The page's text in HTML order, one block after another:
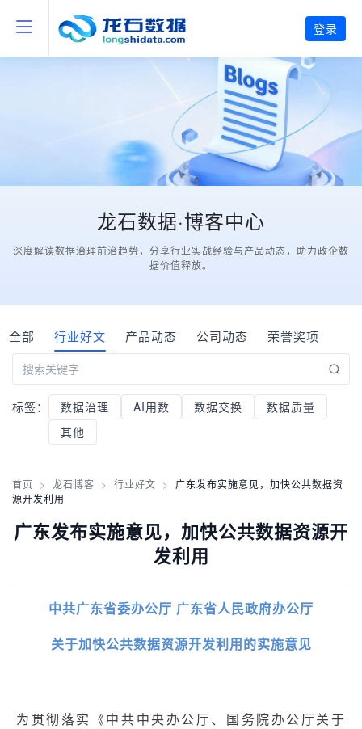
龙石数据·博客中心
深度解读数据治理前治趋势，分享行业实战经验与产品动态，助力政企数
据价值释放。
全部 行业好文 产品动态 公司动态 荣誉奖项
标签： 数据治理 AI用数 数据交换
数据质量
其他
首页 > 龙石博客 > 行业好文 >
广东发布实施意见，加快公共数据资
源开发利用
广东发布实施意见，加快公共数据资源开
发利用
中共广东省委办公厅 广东省人民政府办公厅
关于加快公共数据资源开发利用的实施意见
为贯彻落实《中共中央办公厅、国务院办公厅关于
登录